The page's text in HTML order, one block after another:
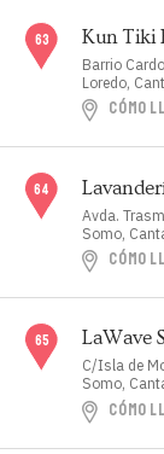
Kun Tiki
Barrio
Loredo,
CÓMO
Avda.
Somo,
CÓMO
LaWave
C/Isla de
Somo,
CÓMO